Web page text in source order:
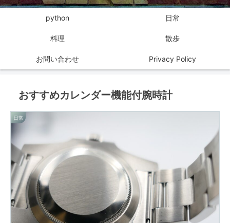
python 日常
料理 散歩
お問い合わせ Privacy Policy
おすすめカレンダー機能付腕時計
日常